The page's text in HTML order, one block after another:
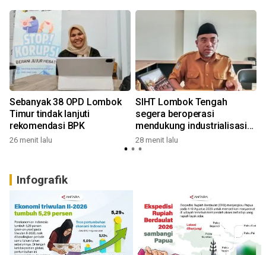
Sebanyak 38 OPD Lombok
Timur tindak lanjuti
rekomendasi BPK
26 menit lalu
SIHT Lombok Tengah
segera beroperasi
mendukung industrialisasi
tembakau
28 menit lalu
Infografik